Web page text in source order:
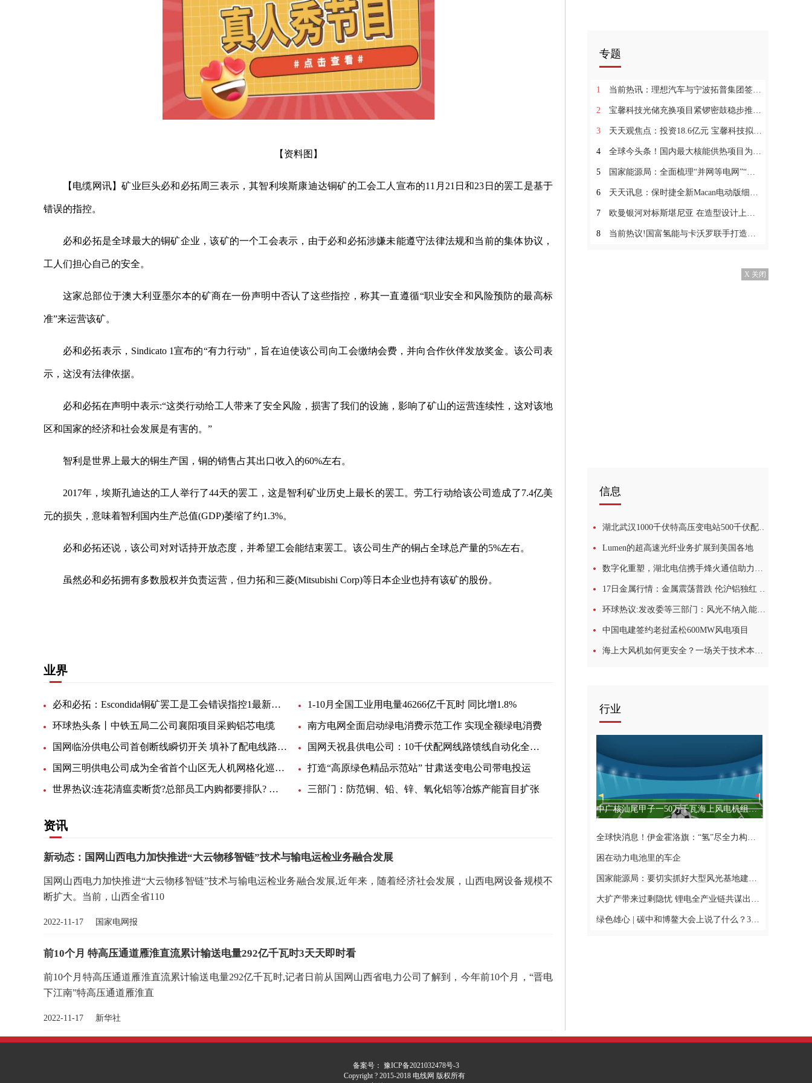
【资料图】
【电缆网讯】矿业巨头必和必拓周三表示，其智利埃斯康迪达铜矿的工会工人宣布的11月21日和23日的罢工是基于
错误的指控。
必和必拓是全球最大的铜矿企业，该矿的一个工会表示，由于必和必拓涉嫌未能遵守法律法规和当前的集体协议，
工人们担心自己的安全。
这家总部位于澳大利亚墨尔本的矿商在一份声明中否认了这些指控，称其一直遵循“职业安全和风险预防的最高标
准”来运营该矿。
必和必拓表示，Sindicato 1宣布的“有力行动”，旨在迫使该公司向工会缴纳会费，并向合作伙伴发放奖金。该公司表
示，这没有法律依据。
必和必拓在声明中表示:“这类行动给工人带来了安全风险，损害了我们的设施，影响了矿山的运营连续性，这对该地
区和国家的经济和社会发展是有害的。”
智利是世界上最大的铜生产国，铜的销售占其出口收入的60%左右。
2017年，埃斯孔迪达的工人举行了44天的罢工，这是智利矿业历史上最长的罢工。劳工行动给该公司造成了7.4亿美
元的损失，意味着智利国内生产总值(GDP)萎缩了约1.3%。
必和必拓还说，该公司对对话持开放态度，并希望工会能结束罢工。该公司生产的铜占全球总产量的5%左右。
虽然必和必拓拥有多数股权并负责运营，但力拓和三菱(Mitsubishi Corp)等日本企业也持有该矿的股份。
业界
必和必拓：Escondida铜矿罢工是工会错误指控1最新快讯 1-10月全国工业用电量46266亿千瓦时 同比增1.8%
环球热头条丨中铁五局二公司襄阳项目采购铝芯电缆 南方电网全面启动绿电消费示范工作 实现全额绿电消费
国网临汾供电公司首创断线瞬切开关 填补了配电线路切除断线故障的技术空白 国网天祝县供电公司：10千伏配网线路馈线自动化全覆盖
国网三明供电公司成为全省首个山区无人机网格化巡检单位 打造“高原绿色精品示范站” 甘肃送变电公司带电投运
世界热议:连花清瘟卖断货?总部员工内购都要排队? 公司最新回应来了 三部门：防范铜、铅、锌、氧化铝等冶炼产能盲目扩张
资讯
新动态：国网山西电力加快推进“大云物移智链”技术与输电运检业务融合发展
国网山西电力加快推进“大云物移智链”技术与输电运检业务融合发展,近年来，随着经济社会发展，山西电网设备规模不
断扩大。当前，山西全省110
2022-11-17 国家电网报
前10个月 特高压通道雁淮直流累计输送电量292亿千瓦时3天天即时看
前10个月特高压通道雁淮直流累计输送电量292亿千瓦时,记者日前从国网山西省电力公司了解到，今年前10个月，“晋电
下江南”特高压通道雁淮直
2022-11-17 新华社
专题
1 当前热讯：理想汽车与宁波拓普集团签署战略合作框架协议
2 宝馨科技光储充换项目紧锣密鼓稳步推进4焦点速讯
3 天天观焦点：投资18.6亿元 宝馨科技拟加码投建2GW光伏异质结电池等项目
4 全球今头条！国内最大核能供热项目为20万居民送上温暖
5 国家能源局：全面梳理“并网等电网”“电网等审批”和“电网等电源”等问题助力可再生能源发展
6 天天讯息：保时捷全新Macan电动版细节曝光
7 欧曼银河对标斯堪尼亚 在造型设计上的亮点有哪些？3当前看点
8 当前热议!国富氢能与卡沃罗联手打造全场景绿氢解决方案
X 关闭
信息
湖北武汉1000千伏特高压变电站500千伏配套线路成功送电1世界资讯
Lumen的超高速光纤业务扩展到美国各地
数字化重塑，湖北电信携手烽火通信助力酒店业“破茧成蝶”1世界热点评
17日金属行情：金属震荡普跌 伦沪铝独红 黑色系全线飘绿
环球热议:发改委等三部门：风光不纳入能源消费总量 推动可再生能源参与绿证交易
中国电建签约老挝孟松600MW风电项目
海上大风机如何更安全？一场关于技术本质的全新探讨
行业
中广核汕尾甲子一50万千瓦海上风电机组全部并网发电
全球快消息！伊金霍洛旗：“氢”尽全力构筑北疆氢都
困在动力电池里的车企
国家能源局：要切实抓好大型风光基地建设工作1世界微动态
大扩产带来过剩隐忧 锂电全产业链共谋出海服务4环球视点
绿色雄心 | 碳中和博鳌大会上说了什么？3当前快报
备案号： 豫ICP备2021032478号-3
Copyright ? 2015-2018 电线网 版权所有